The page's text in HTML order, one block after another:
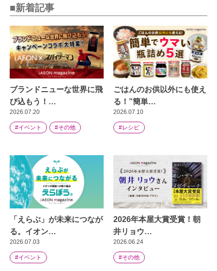
■新着記事
ブランドニューな世界に飛
び込もう！…
2026.07.20
#イベント #その他
ごはんのお供以外にも使え
る！”簡単…
2026.07.10
#レシピ
「えらぶ」が未来につなが
る。イオン…
2026.07.03
#イベント
2026年本屋大賞受賞！朝
井リョウ…
2026.06.24
#その他